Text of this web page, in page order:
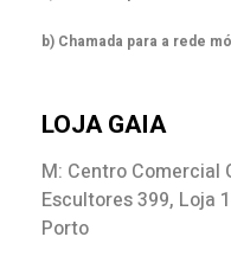
b) Chamada para a rede
LOJA GAIA
M: Centro Comercial
Escultores 399, Loja
Porto